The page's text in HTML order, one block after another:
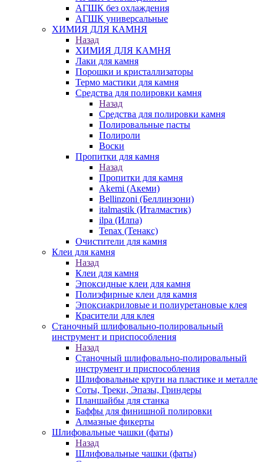
АГШК без охлаждения
АГШК универсальные
ХИМИЯ ДЛЯ КАМНЯ
Назад
ХИМИЯ ДЛЯ КАМНЯ
Лаки для камня
Порошки и кристаллизаторы
Термо мастики для камня
Средства для полировки камня
Назад
Средства для полировки камня
Полировальные пасты
Полироли
Воски
Пропитки для камня
Назад
Пропитки для камня
Akemi (Акеми)
Bellinzoni (Беллинзони)
italmastik (Италмастик)
ilpa (Илпа)
Tenax (Тенакс)
Очистители для камня
Клеи для камня
Назад
Клеи для камня
Эпоксидные клеи для камня
Полиэфирные клеи для камня
Эпоксиакриловые и полиуретановые клея
Красители для клея
Станочный шлифовально-полировальный
инструмент и приспособления
Назад
Станочный шлифовально-полировальный
инструмент и приспособления
Шлифовальные круги на пластике и металле
Соты, Треки, Эпазы, Гриндеры
Планшайбы для станка
Баффы для финишной полировки
Алмазные фикерты
Шлифовальные чашки (фаты)
Назад
Шлифовальные чашки (фаты)